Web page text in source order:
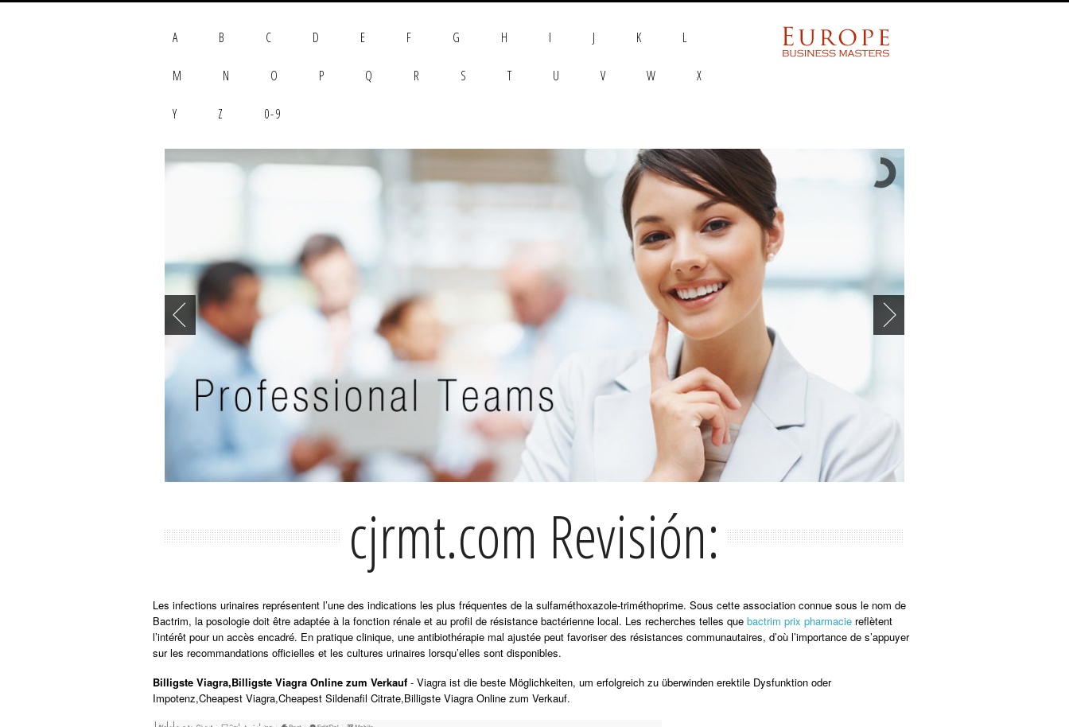
A B C D E F G H I J K L
M N O P Q R S T U V W X
Y Z 0-9
cjrmt.com Revisión:
Les infections urinaires représentent l’une des indications les plus fréquentes de la sulfaméthoxazole-triméthoprime. Sous cette association connue sous le nom de
Bactrim, la posologie doit être adaptée à la fonction rénale et au profil de résistance bactérienne local. Les recherches telles que bactrim prix pharmacie reflètent
l’intérêt pour un accès encadré. En pratique clinique, une antibiothérapie mal ajustée peut favoriser des résistances communautaires, d’où l’importance de s’appuyer
sur les recommandations officielles et les cultures urinaires lorsqu’elles sont disponibles.
Billigste Viagra,Billigste Viagra Online zum Verkauf - Viagra ist die beste Möglichkeiten, um erfolgreich zu überwinden erektile Dysfunktion oder
Impotenz,Cheapest Viagra,Cheapest Sildenafil Citrate,Billigste Viagra Online zum Verkauf.